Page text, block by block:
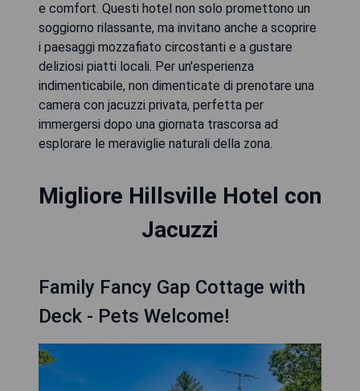
e comfort. Questi hotel non solo promettono un
soggiorno rilassante, ma invitano anche a scoprire
i paesaggi mozzafiato circostanti e a gustare
deliziosi piatti locali. Per un'esperienza
indimenticabile, non dimenticate di prenotare una
camera con jacuzzi privata, perfetta per
immergersi dopo una giornata trascorsa ad
esplorare le meraviglie naturali della zona.
Migliore Hillsville Hotel con
Jacuzzi
Family Fancy Gap Cottage with
Deck - Pets Welcome!